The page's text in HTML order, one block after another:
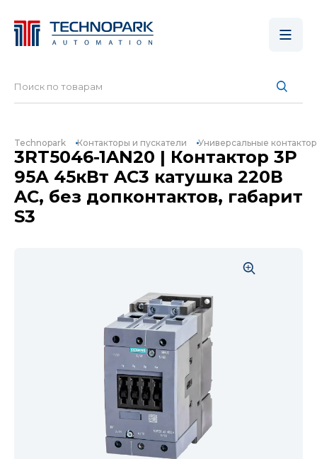
Technopark Контакторы и пускатели Универсальные
3RT5046-1AN20 | Контактор 3P
95А 45кВт AC3 катушка 220В
AC, без допконтактов, габарит
S3